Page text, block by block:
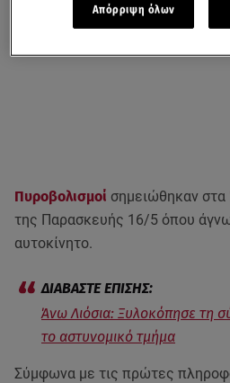
Πυροβολισμοί σημειώθηκαν στα
της Παρασκευής 16/5 όπου
αυτοκίνητο.
Άνω Λιόσια: Ξυλοκόπησε τη
το αστυνομικό τμήμα
Σύμφωνα με τις πρώτες
Απόρριψη όλων